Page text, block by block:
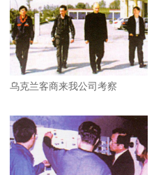
乌克兰客商来我公司考察